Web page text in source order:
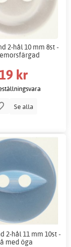
2-hål 10 mm 8st -
19 kr
Se alla
2-hål 11 mm 10st -
med öga